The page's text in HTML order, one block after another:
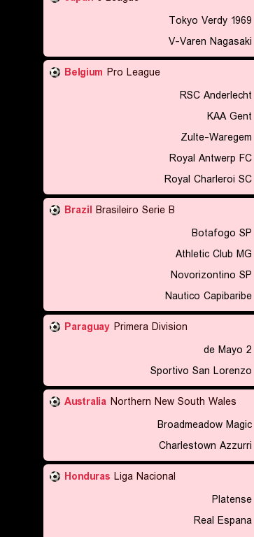
Tokyo Verdy 1969
V-Varen Nagasaki
Belgium Pro League
RSC Anderlecht
KAA Gent
Zulte-Waregem
Royal Antwerp FC
Royal Charleroi SC
Brazil Brasileiro Serie B
Botafogo SP
Athletic Club MG
Novorizontino SP
Nautico Capibaribe
Paraguay Primera Division
2 de Mayo
Sportivo San Lorenzo
Australia Northern New South Wales
Broadmeadow Magic
Charlestown Azzurri
Honduras Liga Nacional
Platense
Real Espana